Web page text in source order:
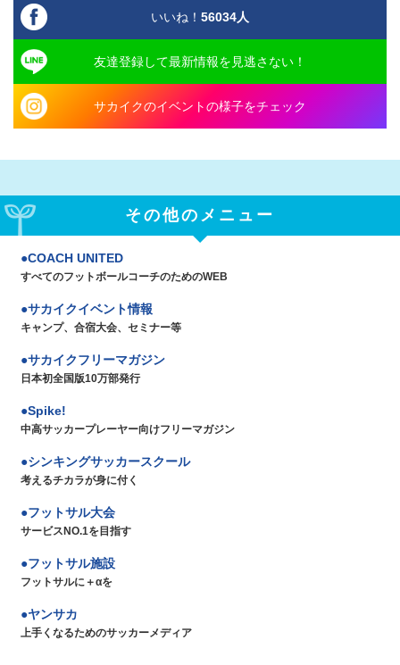
いいね！ 56034人
友達登録して最新情報を見逃さない！
サカイクのイベントの様子をチェック
その他のメニュー
COACH UNITED
すべてのフットボールコーチのためのWEB
サカイクイベント情報
キャンプ、合宿大会、セミナー等
サカイクフリーマガジン
日本初全国版10万部発行
Spike!
中高サッカープレーヤー向けフリーマガジン
シンキングサッカースクール
考えるチカラが身に付く
フットサル大会
サービスNO.1を目指す
フットサル施設
フットサルに＋αを
ヤンサカ
上手くなるためのサッカーメディア